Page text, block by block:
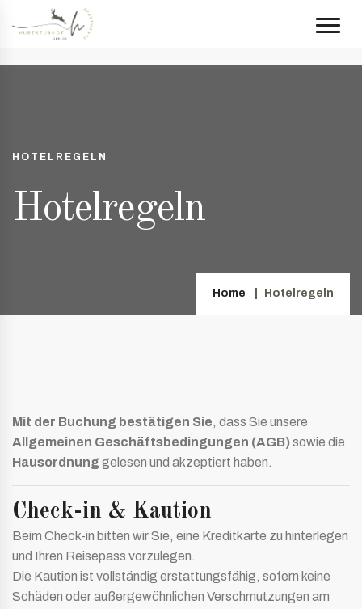
HOTELREGELN
Hotelregeln
Home Hotelregeln
Mit der Buchung bestätigen Sie, dass Sie unsere
Allgemeinen Geschäftsbedingungen (AGB)sowie die
Hausordnung gelesen und akzeptiert haben.
Check-in & Kaution
Beim Check-in bitten wir Sie, eine Kreditkarte zu hinterlegen
und Ihren Reisepass vorzulegen.
Die Kaution ist vollständig erstattungsfähig, sofern keine
Schäden oder außergewöhnlichen Verschmutzungen am